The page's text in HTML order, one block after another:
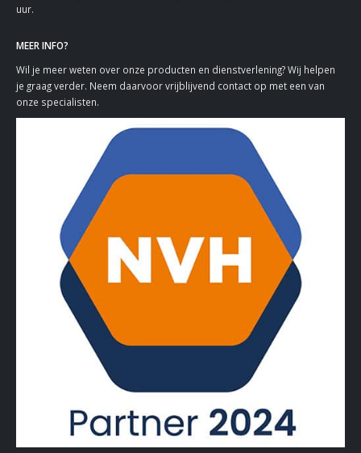
uur.
MEER INFO?
Wil je meer weten over onze producten en dienstverlening? Wij helpen
je graag verder. Neem daarvoor vrijblijvend contact op met een van
onze specialisten.